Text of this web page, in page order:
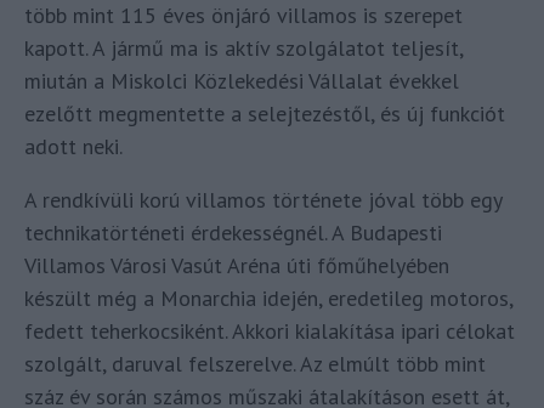
több mint 115 éves önjáró villamos is szerepet
kapott. A jármű ma is aktív szolgálatot teljesít,
miután a Miskolci Közlekedési Vállalat évekkel
ezelőtt megmentette a selejtezéstől, és új funkciót
adott neki.
A rendkívüli korú villamos története jóval több egy
technikatörténeti érdekességnél. A Budapesti
Villamos Városi Vasút Aréna úti főműhelyében
készült még a Monarchia idején, eredetileg motoros,
fedett teherkocsiként. Akkori kialakítása ipari célokat
szolgált, daruval felszerelve. Az elmúlt több mint
száz év során számos műszaki átalakításon esett át,